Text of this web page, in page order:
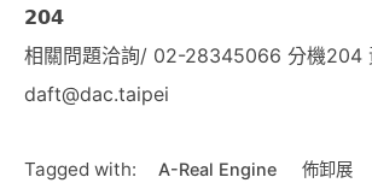
𝟮𝟬𝟰
相關問題洽詢/ 02-28345066 分機204
daft@dac.taipei
Tagged with: A-Real Engine 佈卸展